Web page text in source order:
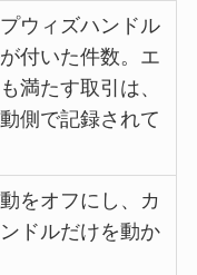
ウィズハンドル
付いた件数。エ
満たす取引は、
側で記録されて
をオフにし、カ
ドルだけを動か